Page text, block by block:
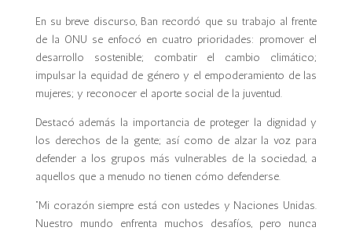
En su breve discurso, Ban recordó que su trabajo al frente
de la ONU se enfocó en cuatro prioridades: promover el
desarrollo sostenible; combatir el cambio climático;
impulsar la equidad de género y el empoderamiento de las
mujeres; y reconocer el aporte social de la juventud.
Destacó además la importancia de proteger la dignidad y
los derechos de la gente; así como de alzar la voz para
defender a los grupos más vulnerables de la sociedad, a
aquellos que a menudo no tienen cómo defenderse.
“Mi corazón siempre está con ustedes y Naciones Unidas.
Nuestro mundo enfrenta muchos desafíos, pero nunca